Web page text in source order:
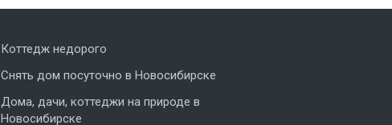
Коттедж недорого
Снять дом посуточно в Новосибирске
Дома, дачи, коттеджи на природе в
Новосибирске